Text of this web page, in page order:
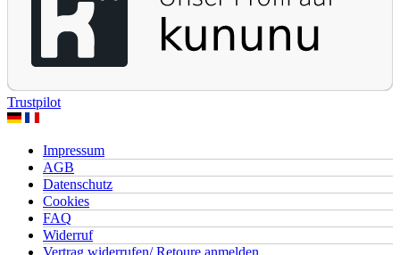
Trustpilot
Impressum
AGB
Datenschutz
Cookies
FAQ
Widerruf